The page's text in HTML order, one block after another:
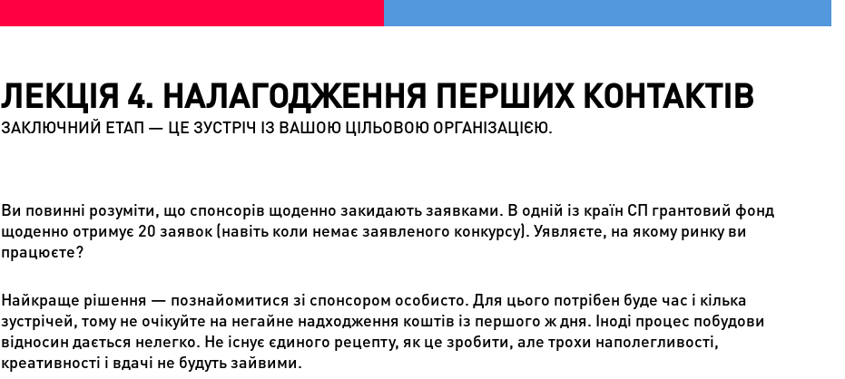
ЛЕКЦІЯ 4. НАЛАГОДЖЕННЯ ПЕРШИХ КОНТАКТІВ
ЗАКЛЮЧНИЙ ЕТАП — ЦЕ ЗУСТРІЧ ІЗ ВАШОЮ ЦІЛЬОВОЮ ОРГАНІЗАЦІЄЮ.
Ви повинні розуміти, що спонсорів щоденно закидають заявками. В одній із країн СП грантовий фонд
щоденно отримує 20 заявок (навіть коли немає заявленого конкурсу). Уявляєте, на якому ринку ви
працюєте?
Найкраще рішення — познайомитися зі спонсором особисто. Для цього потрібен буде час і кілька
зустрічей, тому не очікуйте на негайне надходження коштів із першого ж дня. Іноді процес побудови
відносин дається нелегко. Не існує єдиного рецепту, як це зробити, але трохи наполегливості,
креативності і вдачі не будуть зайвими.